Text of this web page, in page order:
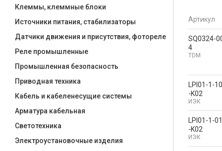
Артикул
SQ0324-
4
TDM
LPI01-1-
-K02
ИЭК
LPI01-1-
-K02
ИЭК
Клеммы, клеммные блоки
Источники питания, стабилизаторы
Датчики движения и присутствия, фотореле
Реле промышленные
Промышленная безопасность
Приводная техника
Кабель и кабеленесущие системы
Арматура кабельная
Светотехника
Электроустановочные изделия